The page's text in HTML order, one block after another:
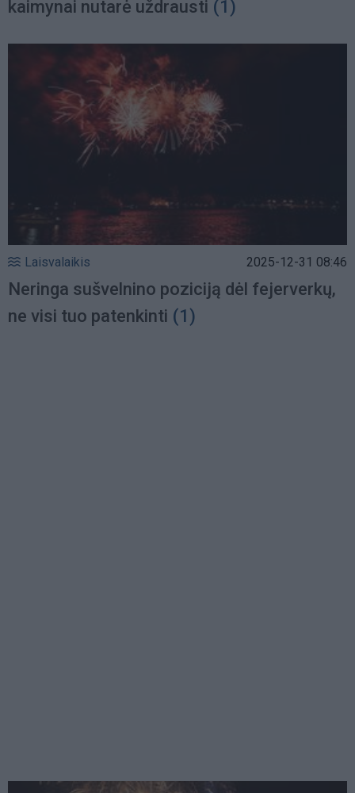
kaimynai nutarė uždrausti (1)
Laisvalaikis 2025-12-31 08:46
Neringa sušvelnino poziciją dėl fejerverkų,
ne visi tuo patenkinti (1)